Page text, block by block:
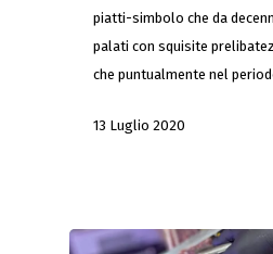
piatti-simbolo che da
palati con squisite
che puntualmente nel
13 Luglio 2020